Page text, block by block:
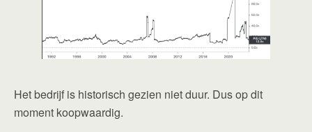
Het bedrijf is historisch gezien niet duur. Dus op dit
moment koopwaardig.